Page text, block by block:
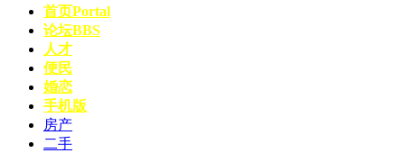
首页Portal
论坛BBS
人才
便民
婚恋
手机版
房产
二手